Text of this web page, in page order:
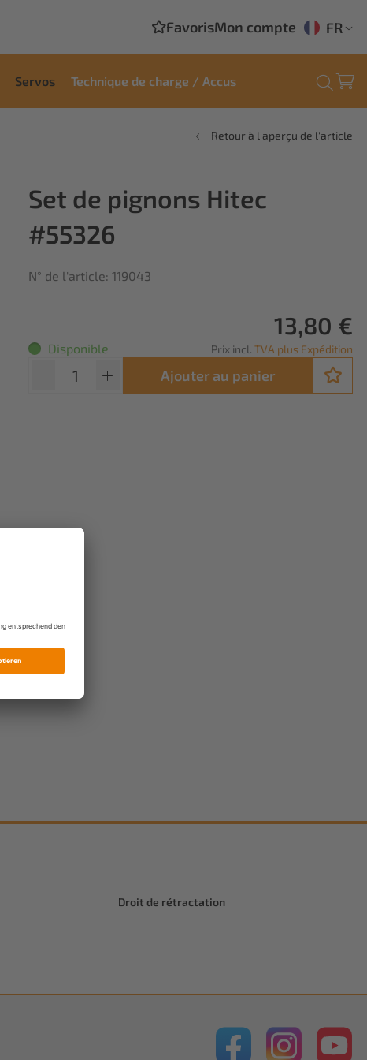
FavorisMon compte FR
Servos Technique de charge / Accus
Retour à l'aperçu de l'article
Set de pignons Hitec
#55326
N° de l'article: 119043
13,80 €
Prix incl. TVA plus Expédition
Disponible
Ajouter au panier
Droit de rétractation